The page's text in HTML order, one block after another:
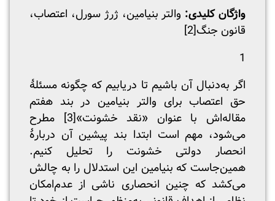
واژگان کلیدی: والتر بنیامین، ژرژ سورل، اعتصاب،
قانون جنگ[2]
1
اگر به‌دنبال آن باشیم تا دریابیم که چگونه مسئلۀ
حق اعتصاب برای والتر بنیامین در بند هفتم
مقاله‌اش با عنوان «نقد خشونت»[3]
مطرح
می‌شود، مهم است ابتدا بند پیشین آن دربارۀ
انحصار دولتی خشونت را تحلیل کنیم.
همین‌جاست که بنیامین این استدلال را به چالش
می‌کشد که چنین انحصاری ناشی از عدم‌امکان